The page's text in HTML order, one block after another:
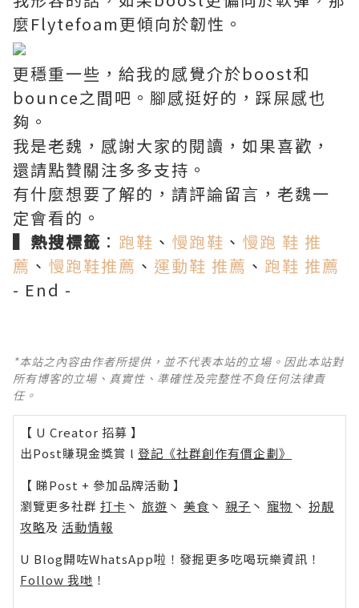
麼Flytefoam更傾向於韌性。
更穩重一些，給我的感覺介於boost和
bounce之間吧。腳感挺好的，踩屎感也
夠。
我是老魏，感謝大家的閱讀，如果喜歡，
還請點贊關注多多支持。
有什麼想要了解的，請評論留言，老魏一
定會看的。
▍熱搜標籤 ： 跑鞋 、 慢跑鞋 、 慢跑 鞋 推
薦 、 慢跑鞋推薦 、 運動鞋 推薦 、 跑鞋 推薦
- End -
*本站之內容由作者所提供，並不代表本站的立場。因此本站對
所有博客的立場、真實性、準確性及完整性不負任何法律責
任。
【 U Creator 招募 】
出Post賺現金獎賞 l 登記《社群創作有價企劃》
【 睇Post + 參加品牌活動 】
瀏覽更多社群 打卡 丶 旅遊 丶 美食 丶 親子 丶 寵物 丶 扮靚
攻略及 活動情報
U Blog開咗WhatsApp啦！發掘更多吃喝玩樂資訊！
Follow 我哋 ！